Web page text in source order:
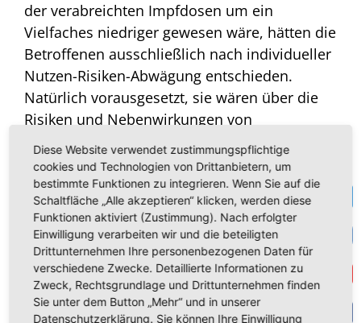
der verabreichten Impfdosen um ein
Vielfaches niedriger gewesen wäre, hätten die
Betroffenen ausschließlich nach individueller
Nutzen-Risiken-Abwägung entschieden.
Natürlich vorausgesetzt, sie wären über die
Risiken und Nebenwirkungen von
Impfstoffen, welche auf einer völlig
neuartigen und noch nicht ausgereiften
Technik basieren, umfassend aufgeklärt
worden. Wie vieleImpfschädenhätte man
vermeidenkönnen! Wie viel an
gesellschaftlicher Spaltung wäre uns erspart
geblieben!
Liebe Mitbürger, Sie sehen, auch wenn ich
Diese Website verwendet zustimmungspflichtige
cookies und Technologien von Drittanbietern, um
bestimmte Funktionen zu integrieren. Wenn Sie auf die
Schaltfläche „Alle akzeptieren“ klicken, werden diese
Funktionen aktiviert (Zustimmung). Nach erfolgter
Einwilligung verarbeiten wir und die beteiligten
Drittunternehmen Ihre personenbezogenen Daten für
verschiedene Zwecke. Detaillierte Informationen zu
Zweck, Rechtsgrundlage und Drittunternehmen finden
Sie unter dem Button „Mehr“ und in unserer
Datenschutzerklärung. Sie können Ihre Einwilligung